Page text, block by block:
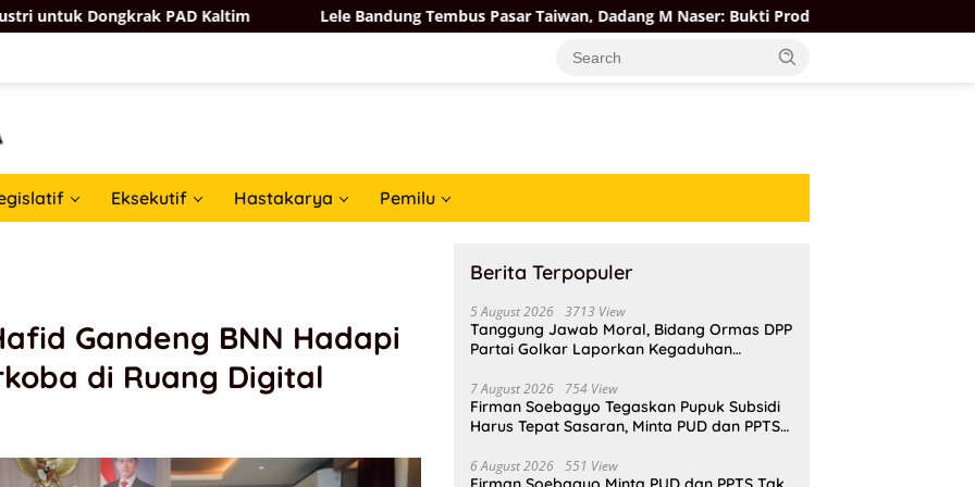
PAD Kaltim Lele Bandung Tembus Pasar Taiwan, Dadang M Naser: Bukti Produk Lokal Berdaya Saing Global
Eksekutif Hastakarya Pemilu
Gandeng BNN Hadapi
di Ruang Digital
Berita Terpopuler
5 August 2026 3713 View
Tanggung Jawab Moral, Bidang Ormas DPP
Partai Golkar Laporkan Kegaduhan
7 August 2026 754 View
Firman Soebagyo Tegaskan Pupuk Subsidi
Harus Tepat Sasaran, Minta PUD dan PPTS
6 August 2026 551 View